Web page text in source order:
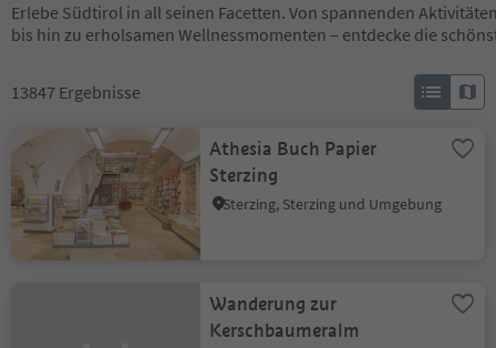
Erlebe Südtirol in all seinen Facetten. Von spannenden
bis hin zu erholsamen Wellnessmomenten – entdecke die
13847 Ergebnisse
Athesia Buch Papier
Sterzing
Sterzing, Sterzing und Umgebung
Wanderung zur
Kerschbaumeralm